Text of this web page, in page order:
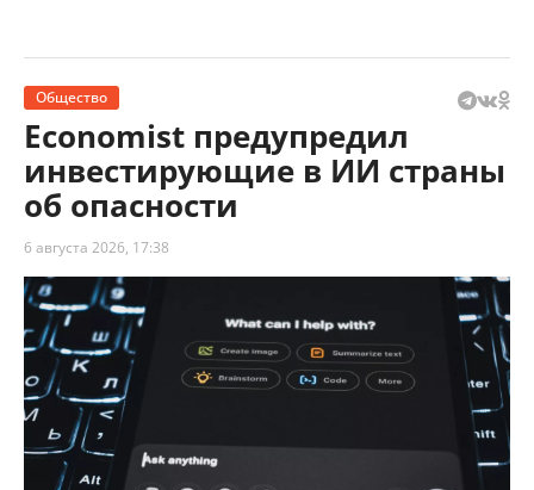
Общество
Economist предупредил
инвестирующие в ИИ страны
об опасности
6 августа 2026, 17:38